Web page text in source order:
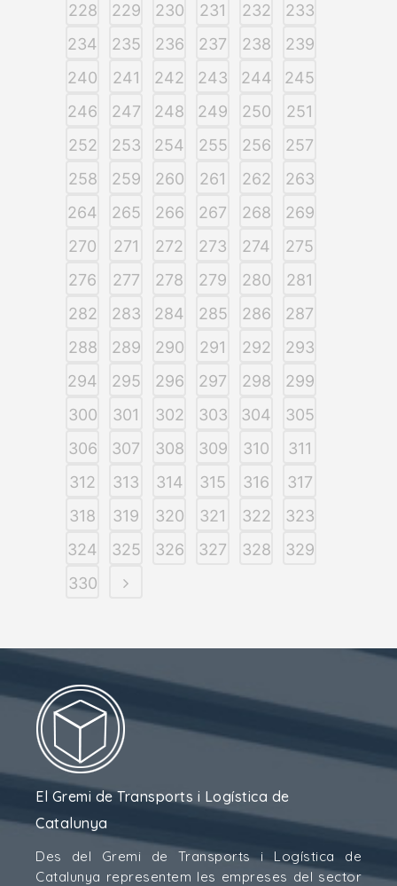
228
229 230 231 232
233
234
235 236 237 238
239
240
241 242 243 244
245
246
247 248 249 250
251
252
253 254 255 256
257
258
259 260 261 262
263
264
265 266 267 268
269
270
271 272 273 274
275
276
277 278 279 280
281
282
283 284 285 286
287
288
289 290 291 292
293
294
295 296 297 298
299
300
301 302 303 304
305
306
307 308 309 310
311
312
313 314 315 316
317
318
319 320 321 322
323
324
325 326 327 328
329
330
El Gremi de Transports i Logística de
Catalunya
Des del Gremi de Transports i Logística de
Catalunya representem les empreses del sector